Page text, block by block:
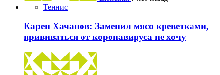
Теннис
Карен Хачанов: Заменил мясо креветками,
прививаться от коронавируса не хочу